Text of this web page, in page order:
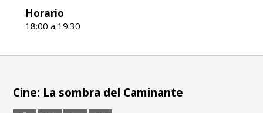
Horario
18:00 a 19:30
Cine: La sombra del Caminante